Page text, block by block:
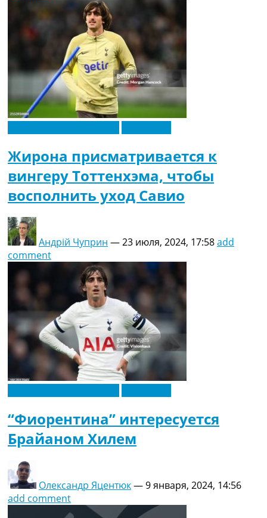
Жирона присматривается к
вингеру Тоттенхэма, чтобы
восполнить уход Савио
Андрій Чуприн —23 июля, 2024, 17:58add
comment
“Фиорентина” интересуется
Брайаном Хилем
Олександр Яцентюк—9 января, 2024, 14:56
add comment